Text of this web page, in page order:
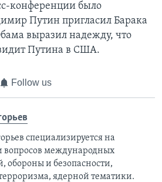
конференции было
Путин пригласил Барака
выразил надежду, что
Путина в США.
Follow us
специализируется на
вопросов международных
обороны и безопасности,
ядерной тематики.